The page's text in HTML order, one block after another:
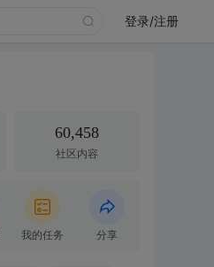
登录/注册
60,458
社区内容
我的任务 分享